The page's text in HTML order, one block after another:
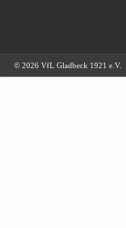
© 2026 VfL Gladbeck 1921 e.V.